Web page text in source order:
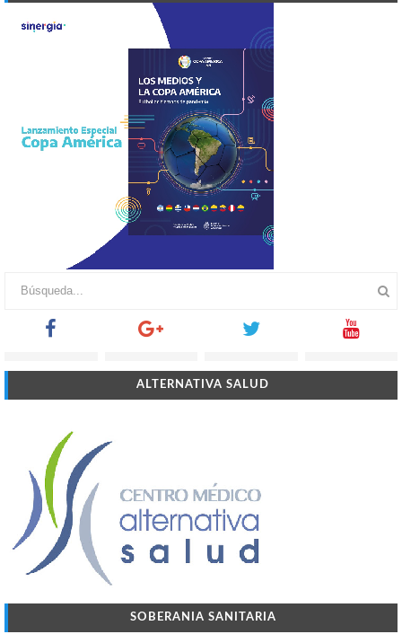
ALTERNATIVA SALUD
SOBERANIA SANITARIA